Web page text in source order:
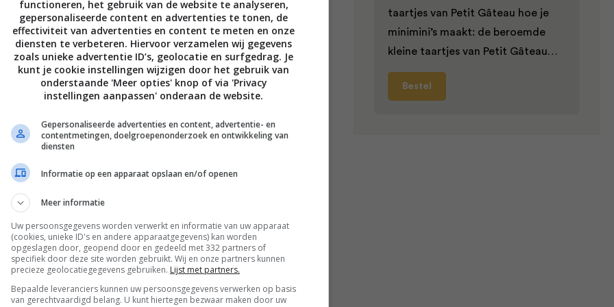
theelepel frangipane op, dan weer een kleine theelepel jam
volle theelepel frangipane.
in het midden van de hete oven en zet de kookwekker op
het boek ‘Jamie in 30 minuten’ van Jamie Oliver (€29,99,
taartjes van Petit Gâteau hoe je
minimini’s maakt: de beroemde
kleine taartjes van Petit Gâteau…
Bestel
functioneren, het gebruik van de website te analyseren,
gepersonaliseerde content en advertenties te tonen, de
effectiviteit van advertenties en content te meten en onze
diensten te verbeteren. Hiervoor verzamelen wij gegevens
zoals unieke advertentie ID’s, geolocatie en surfgedrag. Je
kunt je cookie instellingen wijzigen door het gebruik van
onderstaande 'Meer opties' knop of via 'Privacy
instellingen aanpassen' onderaan de website.
Gepersonaliseerde advertenties en content, advertentie- en
contentmetingen, doelgroepenonderzoek en ontwikkeling van
diensten
Informatie op een apparaat opslaan en/of openen
Meer informatie
Uw persoonsgegevens worden verwerkt en informatie van uw apparaat
(cookies, unieke ID's en andere apparaatgegevens) kan worden
opgeslagen door, geopend door en gedeeld met 332 partners of
specifiek door deze site worden gebruikt. Wij en onze partners kunnen
precieze geolocatiegegevens gebruiken. Lijst met partners.
Bepaalde leveranciers kunnen uw persoonsgegevens verwerken op basis
van gerechtvaardigd belang. U kunt hiertegen bezwaar maken door uw